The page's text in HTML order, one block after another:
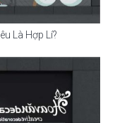
Là Hợp Lí?